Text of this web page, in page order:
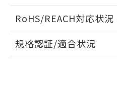
ドすることができます。
ログイン/
RoHS/REACH対応状況
EU RoHS 注意事項・凡例
規格認証/適合状況